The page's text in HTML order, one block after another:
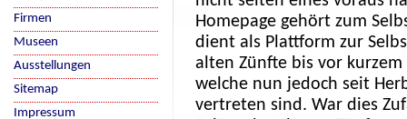
Homepage gehört zum
dient als Plattform zur
alten Zünfte bis vor
welche nun jedoch seit
vertreten sind. War dies
Firmen
Museen
Ausstellungen
Sitemap
Impressum